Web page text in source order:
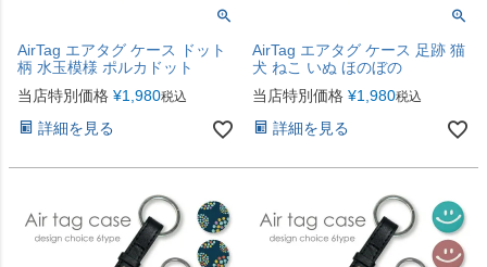
AirTag エアタグ ケース ドット
柄 水玉模様 ポルカドット
当店特別価格 ¥1,980税込
詳細を見る
AirTag エアタグ ケース 足跡 猫
犬 ねこ いぬ ほのぼの
当店特別価格 ¥1,980税込
詳細を見る